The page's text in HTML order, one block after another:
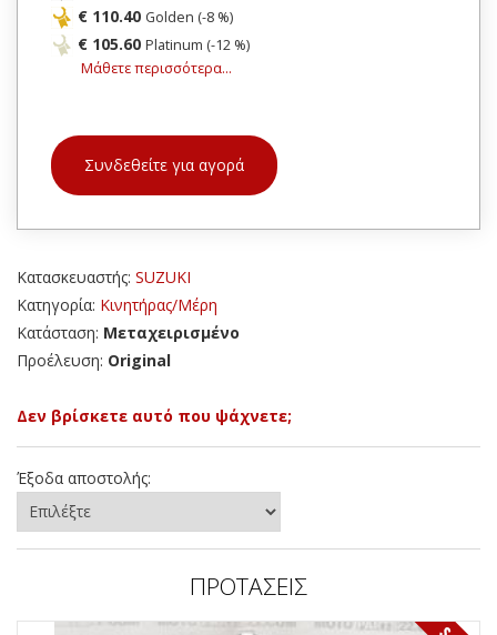
€ 110.40 Golden (-8 %)
€ 105.60 Platinum (-12 %)
Μάθετε περισσότερα...
Συνδεθείτε για αγορά
Κατασκευαστής: SUZUKI
Κατηγορία: Κινητήρας/Μέρη
Κατάσταση: Μεταχειρισμένο
Προέλευση: Original
Δεν βρίσκετε αυτό που ψάχνετε;
Έξοδα αποστολής:
ΠΡΟΤΑΣΕΙΣ